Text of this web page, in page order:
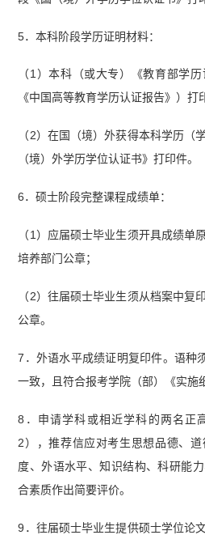
5．本科阶段学历证明材料：
（1）本科（或大专）《教育部学
《中国高等教育学历认证报告》）打
（2）在国（境）外获得本科学历（
（境）外学历学位认证书》打印件。
6．硕士阶段完整课程成绩单：
（1）应届硕士毕业生须开具成绩单
培养部门公章；
（2）往届硕士毕业生须从档案中复
公章。
7．外语水平成绩证明复印件。语种
一致，且符合报考学院（部）《实施
8．申请学科或相近学科的两名正
2），推荐信应对考生思想品德、
度、外语水平、知识结构、科研能
合素质作出简要评价。
9．往届硕士毕业生提供硕士学位论